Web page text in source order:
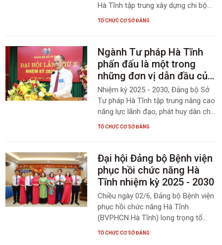
Hà Tĩnh tập trung xây dựng chi bộ
trong sạch vững mạnh, tiếp tục thực
TỔ CHỨC CƠ SỞ ĐẢNG
Ngành Tư pháp Hà Tĩnh
phấn đấu là một trong
những đơn vị dẫn đầu của
cả nước
Nhiệm kỳ 2025 - 2030, Đảng bộ Sở
Tư pháp Hà Tĩnh tập trung nâng cao
năng lực lãnh đạo, phát huy dân chủ,
đoàn kết, phấn đấu đến năm 2030 là
TỔ CHỨC CƠ SỞ ĐẢNG
Đại hội Đảng bộ Bệnh viện
phục hồi chức năng Hà
Tĩnh nhiệm kỳ 2025 - 2030
Chiều ngày 02/6, Đảng bộ Bệnh viện
phục hồi chức năng Hà Tĩnh
(BVPHCN Hà Tĩnh) long trọng tổ
chức Đại hội Đảng bộ lần thứ IX,
TỔ CHỨC CƠ SỞ ĐẢNG